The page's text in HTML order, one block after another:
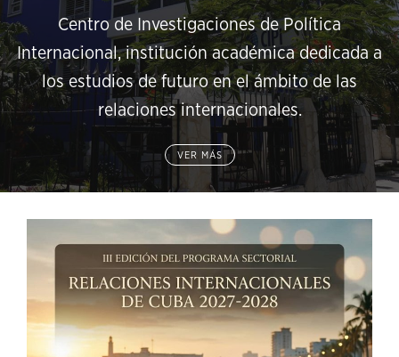
Centro de Investigaciones de Política
Internacional, institución académica dedicada a
los estudios de futuro en el ámbito de las
relaciones internacionales.
VER MÁS